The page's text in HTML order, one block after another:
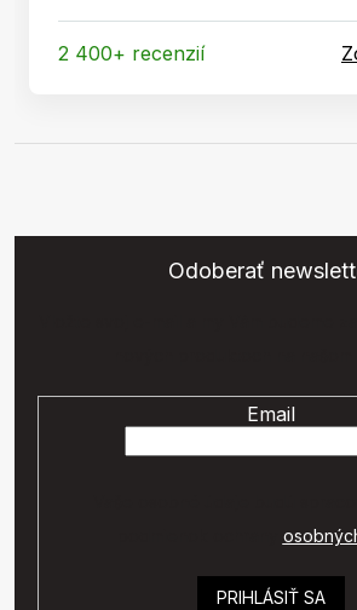
2 400+ recenzií
Odoberať
Email
PRIHLÁSIŤ SA